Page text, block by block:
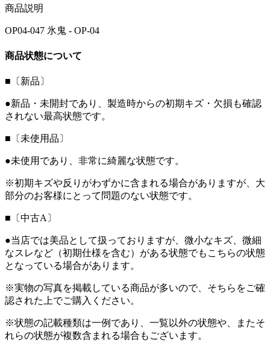
商品説明
OP04-047 氷鬼 - OP-04
商品状態について
■〔新品〕
●新品・未開封であり、製造時からの初期キズ・欠損も確認
されない最高状態です。
■〔未使用品〕
●未使用であり、非常に綺麗な状態です。
※初期キズや反りがわずかに含まれる場合がありますが、大
部分のお客様にとって問題のない状態です。
■〔中古A〕
●当店では美品として扱っておりますが、微小なキズ、微細
なスレなど（初期仕様を含む）がある状態でもこちらの状態
となっている場合があります。
※実物の写真を掲載している商品が多いので、そちらをご確
認された上でご購入ください。
※状態の記載種類は一例であり、一覧以外の状態や、またそ
れらの状態が複数含まれる場合もございます。